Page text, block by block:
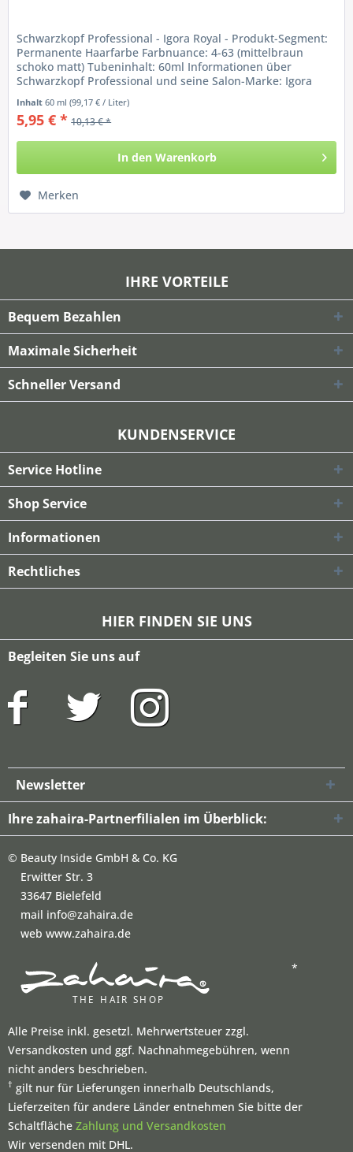
Schwarzkopf Professional - Igora Royal - Produkt-Segment:
Permanente Haarfarbe Farbnuance: 4-63 (mittelbraun
schoko matt) Tubeninhalt: 60ml Informationen über
Schwarzkopf Professional und seine Salon-Marke: Igora
Inhalt60 ml(99,17 € / Liter)
5,95 € * 10,13 € *
In den Warenkorb
Merken
IHRE VORTEILE
Bequem Bezahlen
Maximale Sicherheit
Schneller Versand
KUNDENSERVICE
Service Hotline
Shop Service
Informationen
Rechtliches
HIER FINDEN SIE UNS
Begleiten Sie uns auf
Newsletter
Ihre zahaira-Partnerfilialen im Überblick:
© Beauty Inside GmbH & Co. KG
Erwitter Str. 3
33647 Bielefeld
mail info@zahaira.de
web www.zahaira.de
*
Alle Preise inkl. gesetzl. Mehrwertsteuer zzgl.
Versandkosten und ggf. Nachnahmegebühren, wenn
nicht anders beschrieben.
† gilt nur für Lieferungen innerhalb Deutschlands,
Lieferzeiten für andere Länder entnehmen Sie bitte der
Schaltfläche Zahlung und Versandkosten
Wir versenden mit DHL.